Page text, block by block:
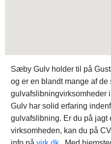
Sæby Gulv holder til på
og er en blandt mange af de
Gulv har solid erfaring
gulvafslibning. Er du på jagt
virksomheden, kan du på